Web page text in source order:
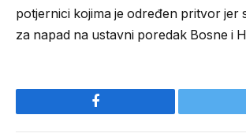
potjernici kojima je određen pritvor jer
za napad na ustavni poredak Bosne i
Facebook